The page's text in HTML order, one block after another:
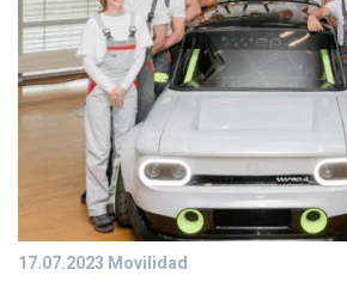
17.07.2023 Movilidad